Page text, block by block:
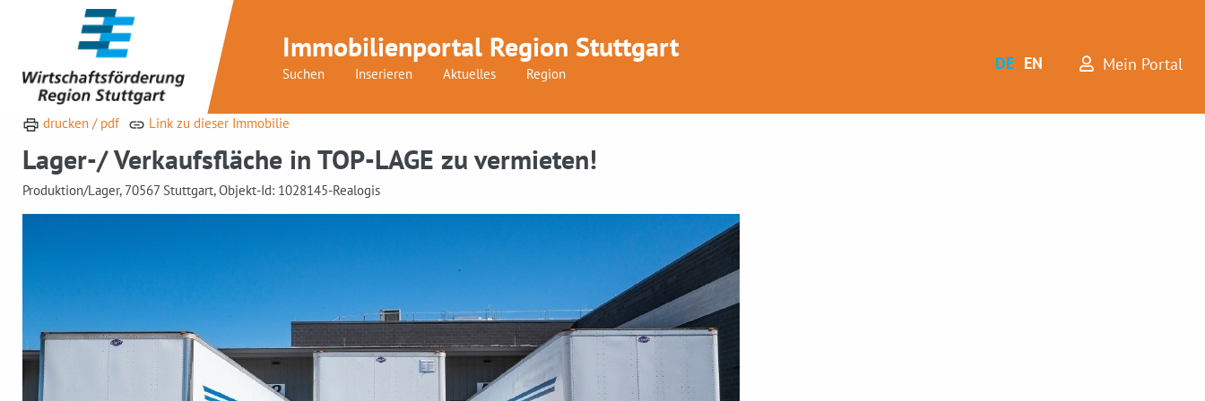
Immobilienportal Region Stuttgart
Suchen Inserieren Aktuelles Region
DE EN Mein Portal
drucken / pdf Link zu dieser Immobilie
Lager-/ Verkaufsfläche in TOP-LAGE zu vermieten!
Produktion/Lager, 70567 Stuttgart, Objekt-Id: 1028145-Realogis